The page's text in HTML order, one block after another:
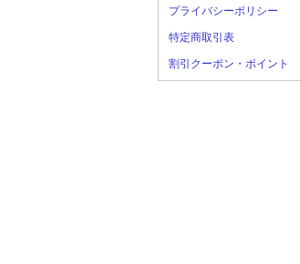
プライバシーポリシー
特定商取引表
割引クーポン・ポイント